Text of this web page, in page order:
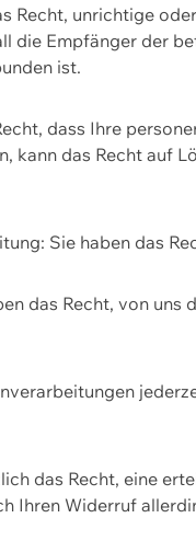
Recht, unrichtige
die Empfänger der
ist.
dass Ihre
kann das Recht auf
Sie haben das
das Recht, von
das Recht, eine
Ihren Widerruf